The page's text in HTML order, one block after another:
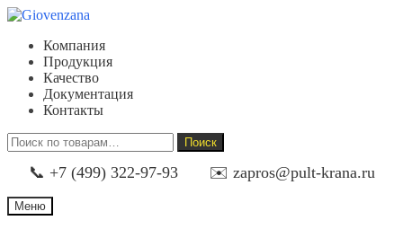
Перейти
навигации
Перейти
содержимому
Компания
Продукция
Качество
Документация
Контакты
Искать:
Поиск
📞 +7 (499) 322-97-93 ✉️ zapros@pult-krana.ru
Меню